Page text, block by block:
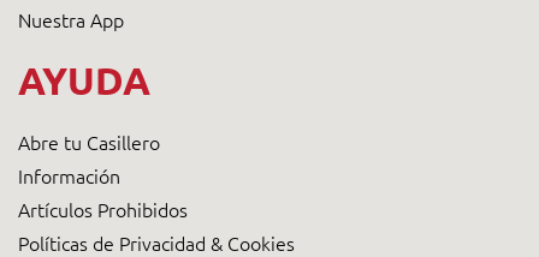
Nuestra App
AYUDA
Abre tu Casillero
Información
Artículos Prohibidos
Políticas de Privacidad & Cookies